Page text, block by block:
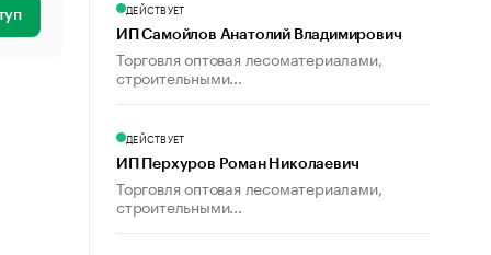
ДЕЙСТВУЕТ
ИП Самойлов Анатолий Владимирович
Торговля оптовая лесоматериалами,
строительными...
ДЕЙСТВУЕТ
ИП Перхуров Роман Николаевич
Торговля оптовая лесоматериалами,
строительными...